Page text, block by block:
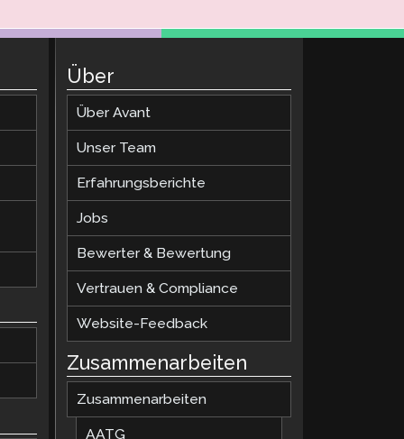
Über
Über Avant
Unser Team
Erfahrungsberichte
Jobs
Bewerter & Bewertung
Vertrauen & Compliance
Website-Feedback
Zusammenarbeiten
Zusammenarbeiten
AATG